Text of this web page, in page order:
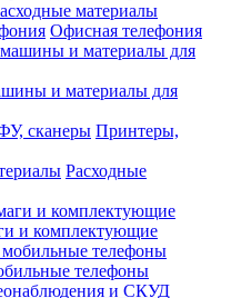
материалы
Офисная телефония
и материалы для
Принтеры,
Расходные
и комплектующие
телефоны